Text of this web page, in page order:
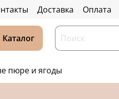
Доставка Оплата
Каталог
пюре и ягоды